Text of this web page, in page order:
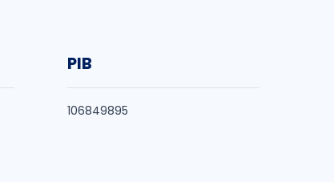
PIB
106849895